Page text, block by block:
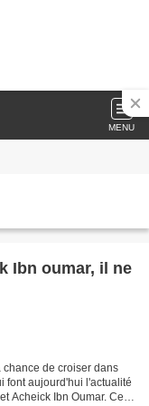
MENU
Ibn oumar, il ne
de croiser dans
font aujourd'hui l'actualité
Acheick Ibn Oumar. Ces